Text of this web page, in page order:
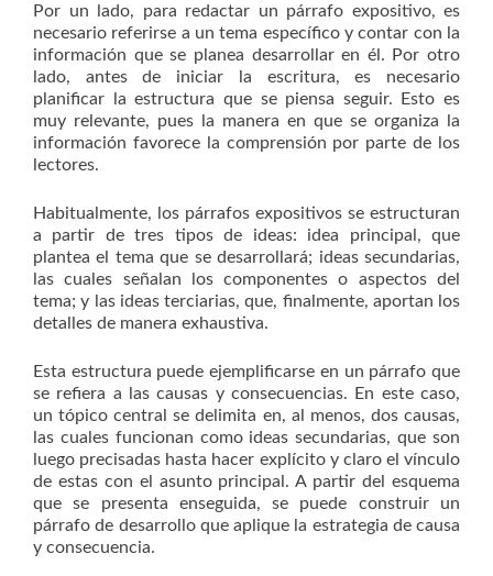
Por un lado, para redactar un párrafo expositivo, es
necesario referirse a un tema específico y contar con la
información que se planea desarrollar en él. Por otro
lado, antes de iniciar la escritura, es necesario
planificar la estructura que se piensa seguir. Esto es
muy relevante, pues la manera en que se organiza la
información favorece la comprensión por parte de los
lectores.
Habitualmente, los párrafos expositivos se estructuran
a partir de tres tipos de ideas: idea principal, que
plantea el tema que se desarrollará; ideas secundarias,
las cuales señalan los componentes o aspectos del
tema; y las ideas terciarias, que, finalmente, aportan los
detalles de manera exhaustiva.
Esta estructura puede ejemplificarse en un párrafo que
se refiera a las causas y consecuencias. En este caso,
un tópico central se delimita en, al menos, dos causas,
las cuales funcionan como ideas secundarias, que son
luego precisadas hasta hacer explícito y claro el vínculo
de estas con el asunto principal. A partir del esquema
que se presenta enseguida, se puede construir un
párrafo de desarrollo que aplique la estrategia de causa
y consecuencia.